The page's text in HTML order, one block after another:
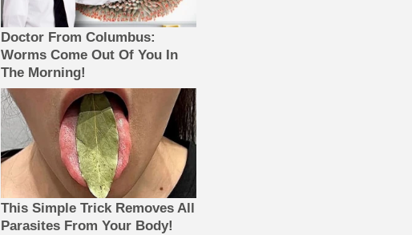
Doctor From Columbus:
Worms Come Out Of You In
The Morning!
This Simple Trick Removes All
Parasites From Your Body!